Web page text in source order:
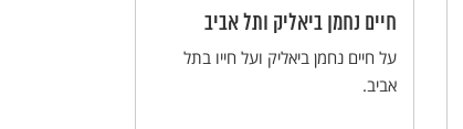
חיים נחמן ביאליק ותל אביב
על חיים נחמן ביאליק ועל חייו בתל
אביב.